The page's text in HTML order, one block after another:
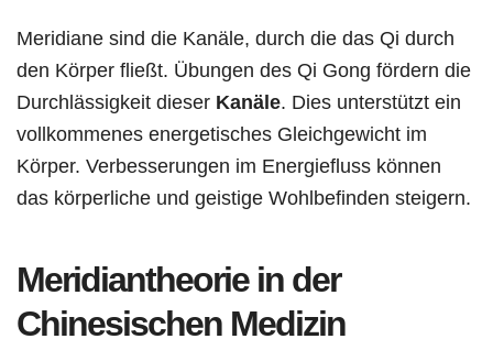
Meridiane sind die Kanäle, durch die das Qi durch
den Körper fließt. Übungen des Qi Gong fördern die
Durchlässigkeit dieser Kanäle. Dies unterstützt ein
vollkommenes energetisches Gleichgewicht im
Körper. Verbesserungen im Energiefluss können
das körperliche und geistige Wohlbefinden steigern.
Meridiantheorie in der
Chinesischen Medizin